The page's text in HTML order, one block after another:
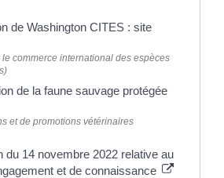
de Washington CITES : site
commerce international des espèces
de la faune sauvage protégée
et de promotions vétérinaires
du 14 novembre 2022 relative au
et de connaissance